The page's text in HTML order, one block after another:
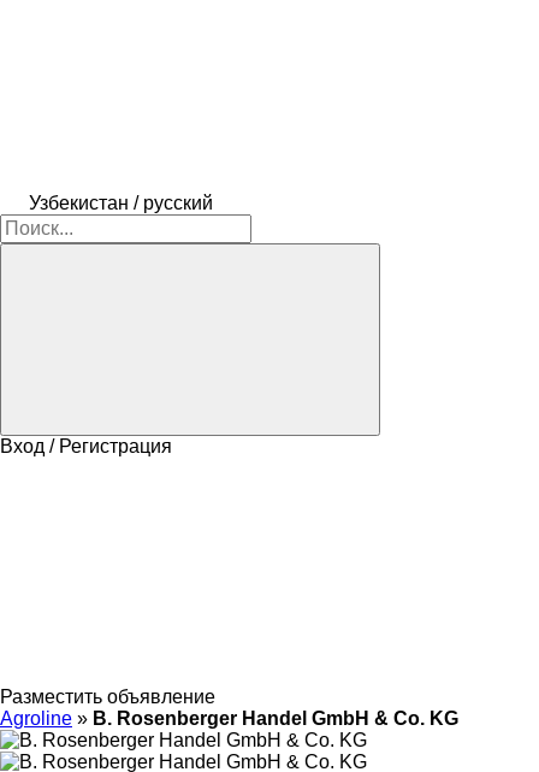
Узбекистан / русский
Вход / Регистрация
Разместить объявление
Agroline » B. Rosenberger Handel GmbH & Co. KG